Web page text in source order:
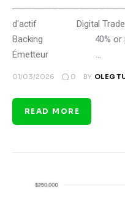
d'actif Digital Trade
Backing 40% or
Émetteur …
01/03/2026 0 BY OLEG
READ MORE